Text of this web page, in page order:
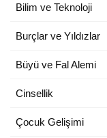
Bilim ve Teknoloji
Burçlar ve Yıldızlar
Büyü ve Fal Alemi
Cinsellik
Çocuk Gelişimi